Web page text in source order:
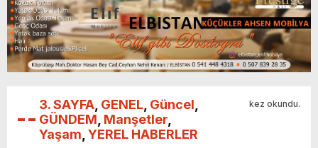
3. SAYFA GENEL Güncel
GÜNDEM Manşetler
Yaşam YEREL HABERLER
kez okundu.